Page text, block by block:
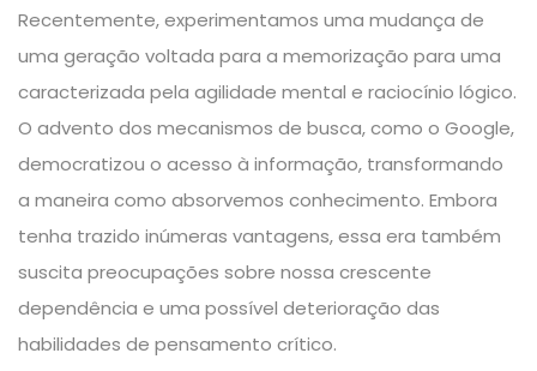
Recentemente, experimentamos uma mudança de
uma geração voltada para a memorização para uma
caracterizada pela agilidade mental e raciocínio lógico.
O advento dos mecanismos de busca, como o Google,
democratizou o acesso à informação, transformando
a maneira como absorvemos conhecimento. Embora
tenha trazido inúmeras vantagens, essa era também
suscita preocupações sobre nossa crescente
dependência e uma possível deterioração das
habilidades de pensamento crítico.